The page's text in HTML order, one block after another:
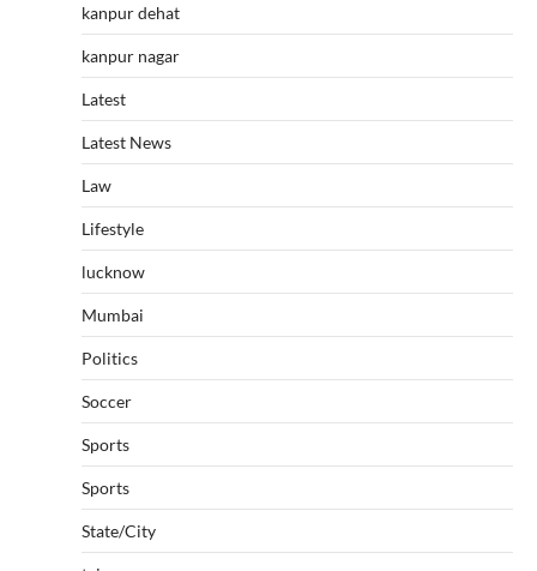
kanpur dehat
kanpur nagar
Latest
Latest News
Law
Lifestyle
lucknow
Mumbai
Politics
Soccer
Sports
Sports
State/City